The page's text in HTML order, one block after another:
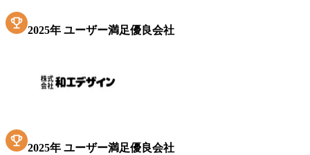
2025年 ユーザー満足優良会社
2025年 ユーザー満足優良会社